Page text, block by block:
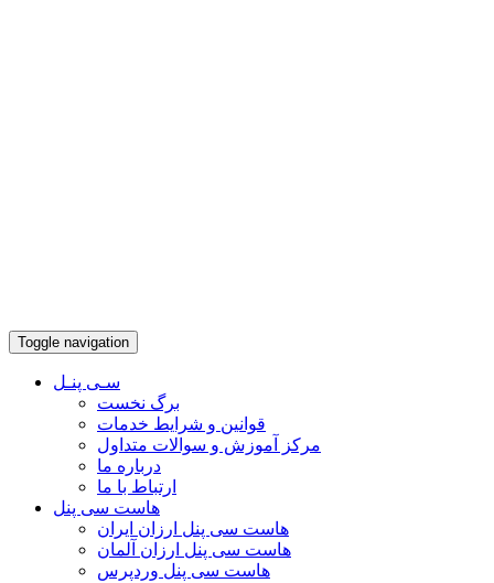
Toggle navigation
سـی پنـل
برگ نخست
قوانین و شرایط خدمات
مرکز آموزش و سوالات متداول
درباره ما
ارتباط با ما
هاست سی پنل
هاست سی پنل ارزان ایران
هاست سی پنل ارزان آلمان
هاست سی پنل وردپرس